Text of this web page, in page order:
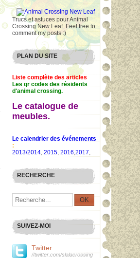
Trucs et astuces pour Animal
Crossing New Leaf. Feel free to
comment my posts :)
PLAN DU SITE
Liste complète des articles
Les qr codes des résidents
d'animal crossing.
Le catalogue de
meubles.
Le calendrier des événements
:
2013/2014, 2015, 2016,2017,
RECHERCHE
SUIVEZ-MOI
Twitter
//twitter.com/slalacrossing